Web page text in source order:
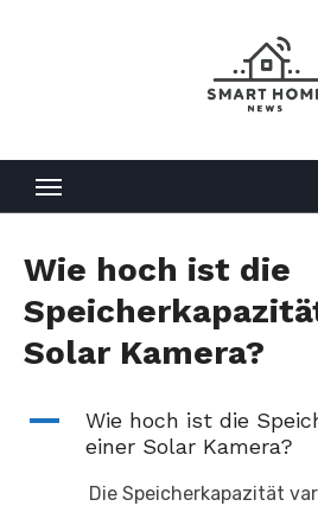
Wie hoch ist die
Solar Kamera?
A
Wie hoch ist die
einer Solar Kamera?
Die Speicherkapazität